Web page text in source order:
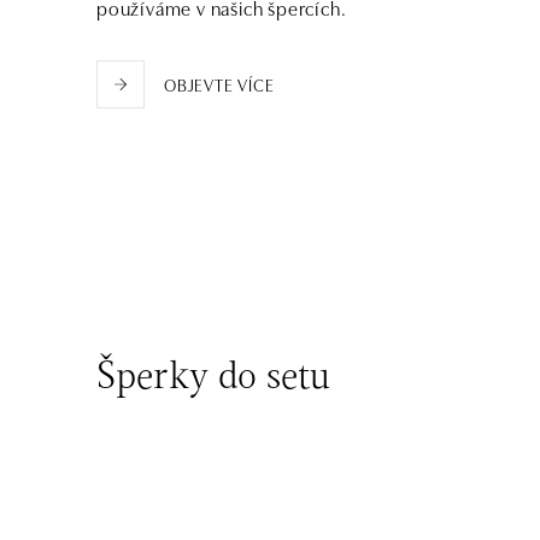
tel.: +421 910 284 071
používáme v našich špercích.
OBJEVTE VÍCE
Šperky do setu